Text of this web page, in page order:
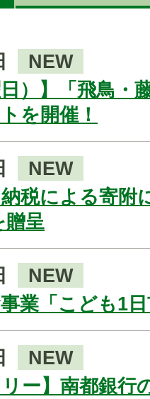
NEW
日）】「飛鳥・
を開催！
NEW
税による寄附
贈呈
NEW
業「こども1
NEW
リー】南都銀